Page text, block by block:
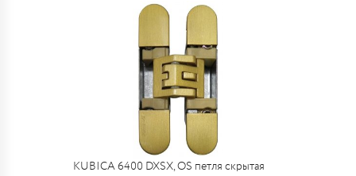
KUBICA 6400 DXSX, OS петля скрытая